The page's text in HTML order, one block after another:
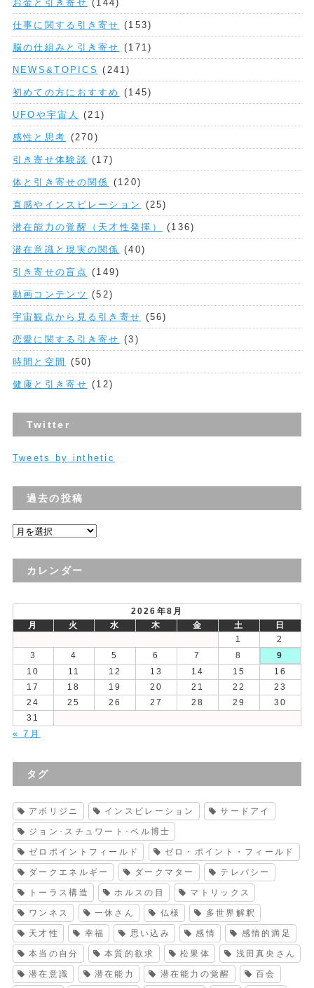
お金と引き寄せ (144)
仕事に関する引き寄せ (153)
脳の仕組みと引き寄せ (171)
NEWS&TOPICS (241)
初めての方におすすめ (145)
UFOや宇宙人 (21)
感性と思考 (270)
引き寄せ体験談 (17)
体と引き寄せの関係 (120)
直感やインスピレーション (25)
潜在能力の覚醒（天才性発揮） (136)
潜在意識と現実の関係 (40)
引き寄せの盲点 (149)
動画コンテンツ (52)
宇宙観点から見る引き寄せ (56)
恋愛に関する引き寄せ (3)
時間と空間 (50)
健康と引き寄せ (12)
Twitter
Tweets by inthetic
過去の投稿
過
の
カレンダー
2026年8月
月
火 水 木 金 土
日
1
2
3
4 5 6 7 8
9
10
11 12 13 14 15
16
17
18 19 20 21 22
23
24
25 26 27 28 29
30
31
« 7月
タグ
アボリジニ インスピレーション サードアイ
ジョン･スチュワート･ベル博士
ゼロポイントフィールド ゼロ・ポイント・フィールド
ダークエネルギー ダークマター テレパシー
トーラス構造 ホルスの目 マトリックス
ワンネス 一休さん 仏様 多世界解釈
天才性 幸福 思い込み 感情 感情的満足
本当の自分 本質的欲求 松果体 浅田真央さん
潜在意識 潜在能力 潜在能力の覚醒 百会